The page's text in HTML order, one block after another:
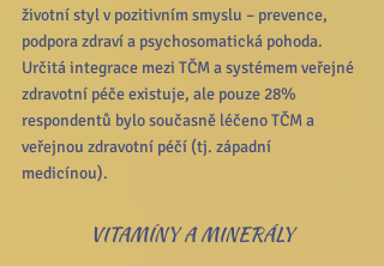
životní styl v pozitivním smyslu – prevence,
podpora zdraví a psychosomatická pohoda.
Určitá integrace mezi TČM a systémem veřejné
zdravotní péče existuje, ale pouze 28%
respondentů bylo současně léčeno TČM a
veřejnou zdravotní péčí (tj. západní
medicínou).
VITAMÍNY A MINERÁLY